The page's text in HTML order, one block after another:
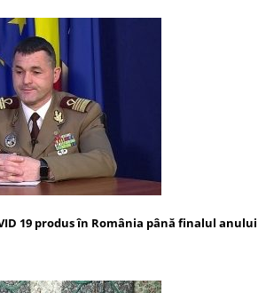
19 produs în România până finalul anului